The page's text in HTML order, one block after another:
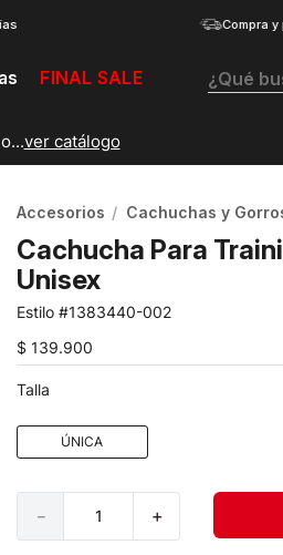
Compra
FINAL SALE ¿Qué
ver catálogo
Accesorios Cachuchas y
Cachucha Para
Unisex
1383440-002
$ 139.900
Talla
ÚNICA
＋
－
Botas
Tenis Mujer
Guayos